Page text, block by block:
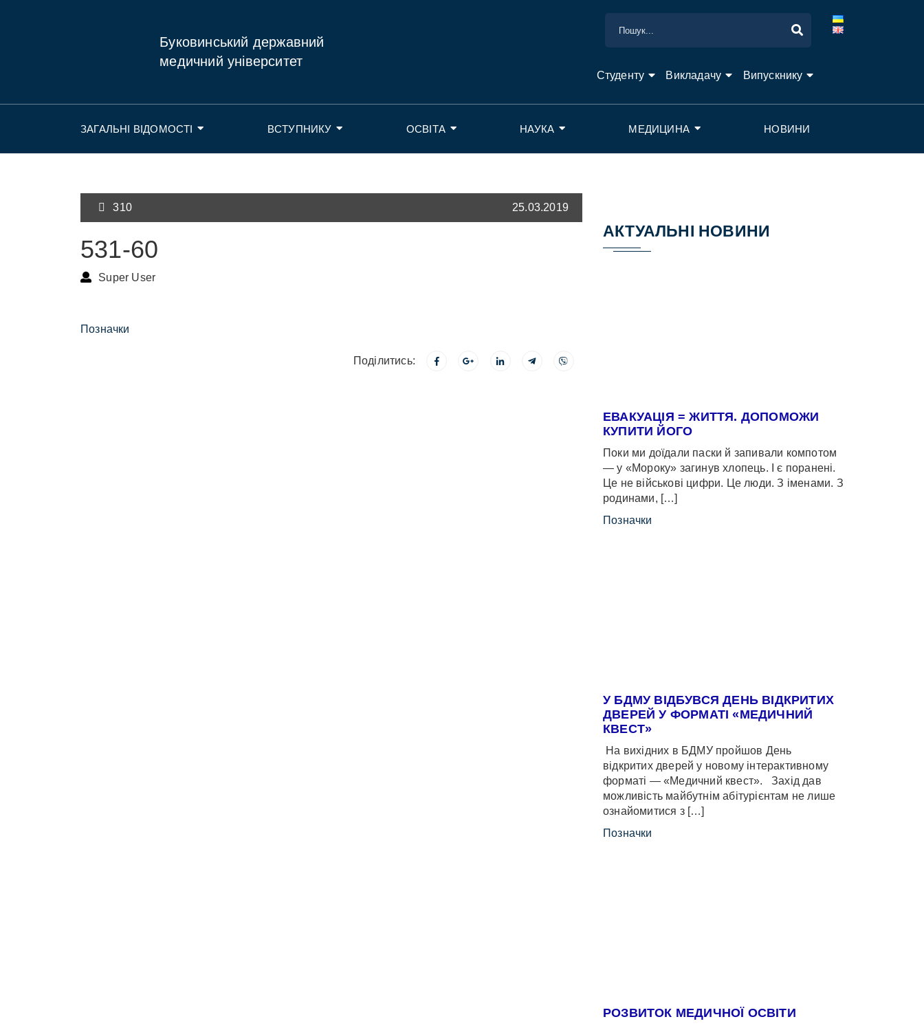
Буковинський державний
медичний університет
Студенту Викладачу Випускнику
ЗАГАЛЬНІ ВІДОМОСТІ ВСТУПНИКУ ОСВІТА НАУКА МЕДИЦИНА НОВИНИ
310 25.03.2019
531-60
Super User
Позначки
Поділитись:
АКТУАЛЬНІ НОВИНИ
ЕВАКУАЦІЯ = ЖИТТЯ. ДОПОМОЖИ
КУПИТИ ЙОГО
Поки ми доїдали паски й запивали компотом
— у «Мороку» загинув хлопець. І є поранені.
Це не військові цифри. Це люди. З іменами. З
родинами, […]
Позначки
У БДМУ ВІДБУВСЯ ДЕНЬ ВІДКРИТИХ
ДВЕРЕЙ У ФОРМАТІ «МЕДИЧНИЙ
КВЕСТ»
На вихідних в БДМУ пройшов День
відкритих дверей у новому інтерактивному
форматі — «Медичний квест». Захід дав
можливість майбутнім абітурієнтам не лише
ознайомитися з […]
Позначки
РОЗВИТОК МЕДИЧНОЇ ОСВІТИ